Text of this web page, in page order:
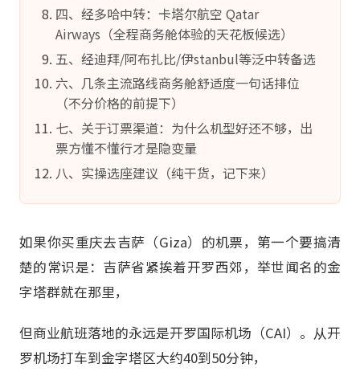
四、经多哈中转：卡塔尔航空 Qatar
Airways（全程商务舱体验的天花板候选）
五、经迪拜/阿布扎比/伊stanbul等泛中转备选
六、几条主流路线商务舱舒适度一句话排位
（不分价格的前提下）
七、关于订票渠道：为什么机型好还不够，出
票方懂不懂行才是隐变量
八、实操选座建议（纯干货，记下来）
如果你买重庆去吉萨（Giza）的机票，第一个要搞清
楚的常识是：吉萨省紧挨着开罗西郊，举世闻名的金
字塔群就在那里，
但商业航班落地的永远是开罗国际机场（CAI）。从开
罗机场打车到金字塔区大约40到50分钟，